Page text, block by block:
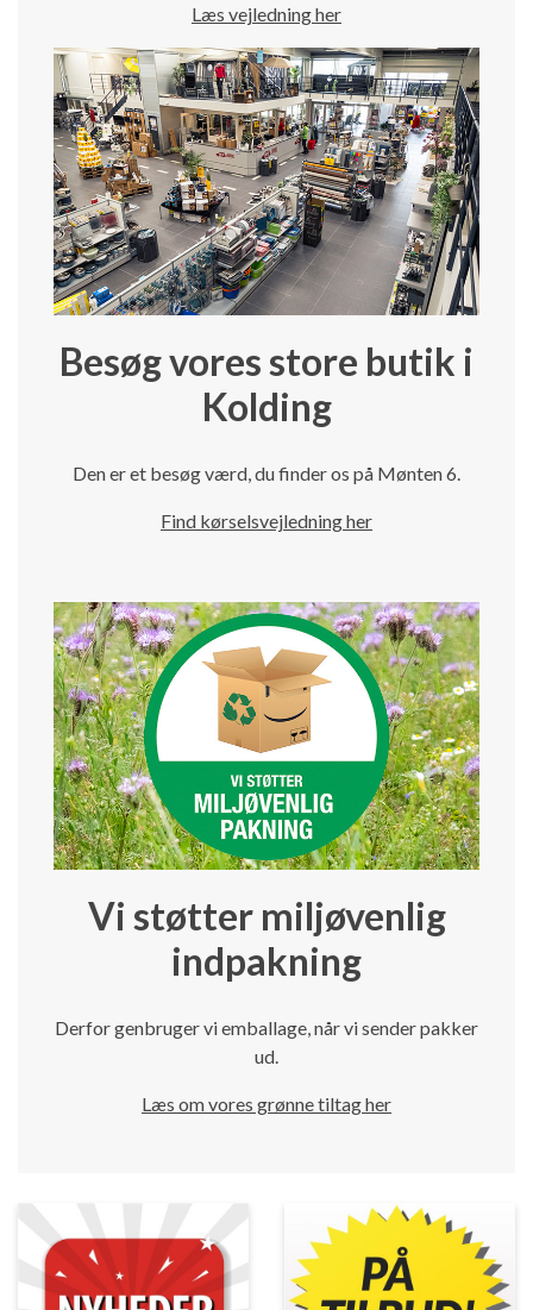
Læs vejledning her
Besøg vores store butik i
Kolding
Den er et besøg værd, du finder os på Mønten 6.
Find kørselsvejledning her
Vi støtter miljøvenlig
indpakning
Derfor genbruger vi emballage, når vi sender pakker
ud.
Læs om vores grønne tiltag her